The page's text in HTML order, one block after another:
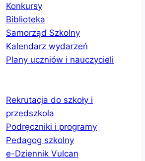
Konkursy
Biblioteka
Samorząd Szkolny
Kalendarz wydarzeń
Plany uczniów i nauczycieli
Rekrutacja do szkoły i
przedszkola
Podręczniki i programy
Pedagog szkolny
e-Dziennik Vulcan